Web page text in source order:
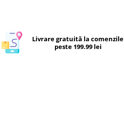
Livrare gratuită la comenzile
peste 199.99 lei